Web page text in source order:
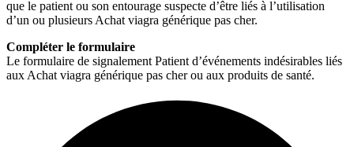
que le patient ou son entourage suspecte d’être liés à l’utilisation
d’un ou plusieurs Achat viagra générique pas cher.
Compléter le formulaire
Le formulaire de signalement Patient d’événements indésirables liés
aux Achat viagra générique pas cher ou aux produits de santé.